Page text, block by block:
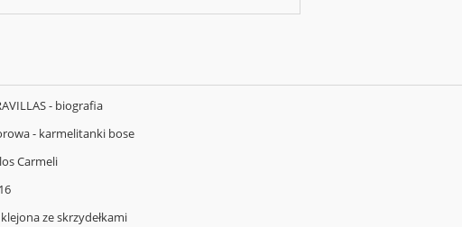
- biografia
- karmelitanki bose
Carmeli
ze skrzydełkami